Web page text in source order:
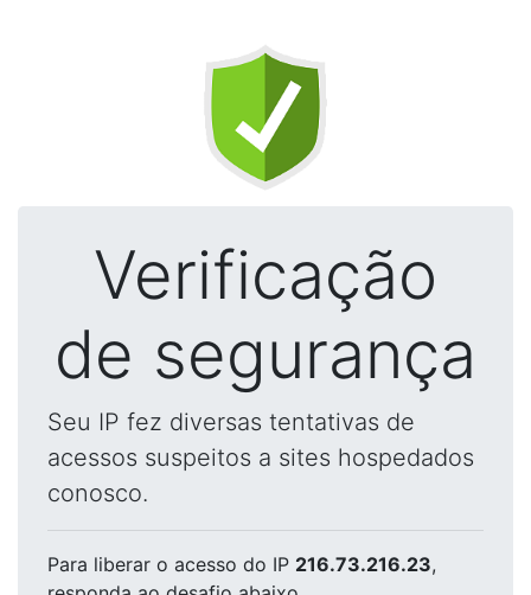
Verificação
de segurança
Seu IP fez diversas tentativas de
acessos suspeitos a sites hospedados
conosco.
Para liberar o acesso do IP 216.73.216.23,